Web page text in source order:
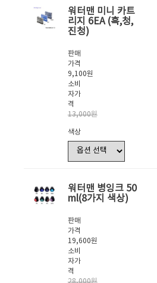
워터맨 미니 카트
리지 6EA (흑,청,
진청)
판매
가격
9,100원
소비
자가
격
13,000원
색상
워터맨 병잉크 50
ml(8가지 색상)
판매
가격
19,600원
소비
자가
격
28,000원